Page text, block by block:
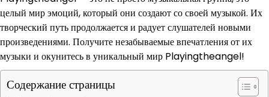
целый мир эмоций, который они создают со своей музыкой. Их
творческий путь продолжается и радует слушателей новыми
произведениями. Получите незабываемые впечатления от их
музыки и окунитесь в уникальный мир Playingtheangel!
Содержание страницы